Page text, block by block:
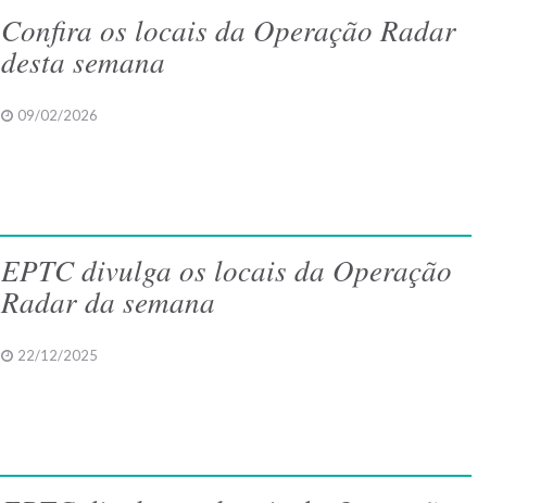
Confira os locais da Operação Radar
desta semana
09/02/2026
EPTC divulga os locais da Operação
Radar da semana
22/12/2025